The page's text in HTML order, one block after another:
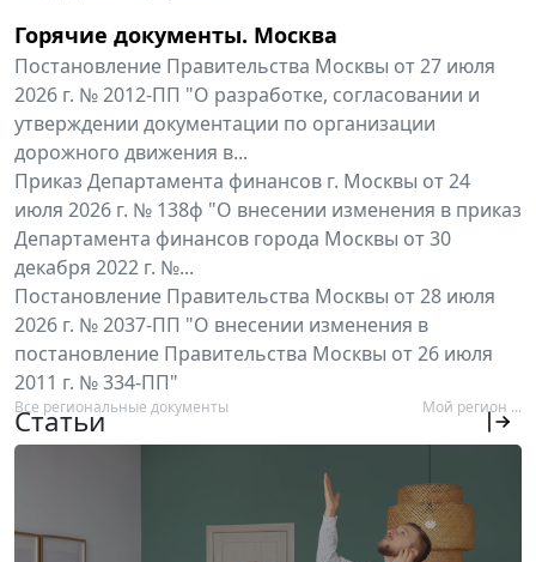
Горячие документы. Москва
Постановление Правительства Москвы от 27 июля
2026 г. № 2012-ПП "О разработке, согласовании и
утверждении документации по организации
дорожного движения в...
Приказ Департамента финансов г. Москвы от 24
июля 2026 г. № 138ф "О внесении изменения в приказ
Департамента финансов города Москвы от 30
декабря 2022 г. №...
Постановление Правительства Москвы от 28 июля
2026 г. № 2037-ПП "О внесении изменения в
постановление Правительства Москвы от 26 июля
2011 г. № 334-ПП"
Все региональные документы Мой регион ...
Статьи